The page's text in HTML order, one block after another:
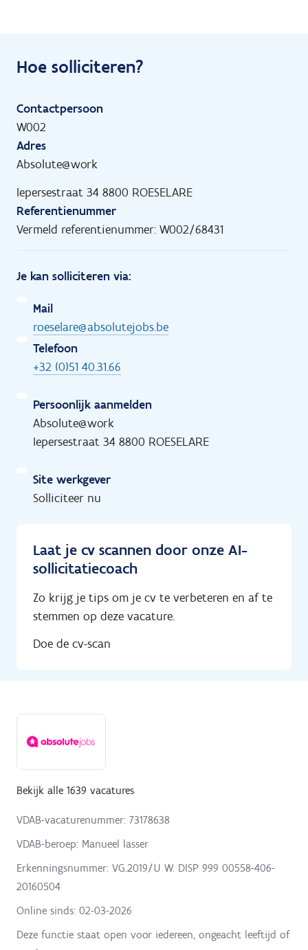
Hoe solliciteren?
Contactpersoon
W002
Adres
Absolute@work
Iepersestraat 34 8800 ROESELARE
Referentienummer
Vermeld referentienummer: W002/68431
Je kan solliciteren via:
Mail
roeselare@absolutejobs.be
Telefoon
+32 (0)51 40.31.66
Persoonlijk aanmelden
Absolute@work
Iepersestraat 34 8800 ROESELARE
Site werkgever
Solliciteer nu
Laat je cv scannen door onze AI-
sollicitatiecoach
Zo krijg je tips om je cv te verbeteren en af te
stemmen op deze vacature.
Doe de cv-scan
Bekijk alle 1639 vacatures
VDAB-vacaturenummer: 73178638
VDAB-beroep: Manueel lasser
Erkenningsnummer: VG.2019/U W. DISP 999 00558-406-
20160504
Online sinds: 02-03-2026
Deze functie staat open voor iedereen, ongeacht leeftijd of